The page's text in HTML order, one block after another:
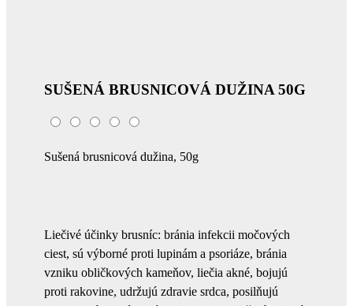
SUŠENÁ BRUSNICOVÁ DUŽINA 50G
Sušená brusnicová dužina, 50g
Liečivé účinky brusníc: bránia infekcii močových
ciest, sú výborné proti lupinám a psoriáze, bránia
vzniku obličkových kameňov, liečia akné, bojujú
proti rakovine, udržujú zdravie srdca, posilňujú